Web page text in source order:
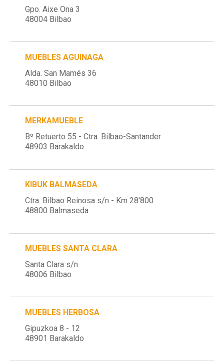
Gpo. Aixe Ona 3
48004 Bilbao
MUEBLES AGUINAGA
Alda. San Mamés 36
48010 Bilbao
MERKAMUEBLE
Bº Retuerto 55 - Ctra. Bilbao-Santander
48903 Barakaldo
KIBUK BALMASEDA
Ctra. Bilbao Reinosa s/n - Km 28'800
48800 Balmaseda
MUEBLES SANTA CLARA
Santa Clara s/n
48006 Bilbao
MUEBLES HERBOSA
Gipuzkoa 8 - 12
48901 Barakaldo